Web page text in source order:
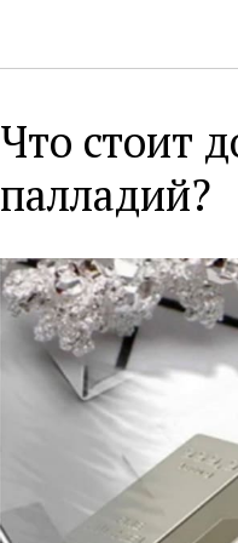
Что стоит
палладий?